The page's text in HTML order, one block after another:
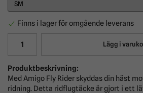
Finns i lager för omgående leverans
Lägg i
Produktbeskrivning:
Med Amigo Fly Rider skyddas din häst
ridning. Detta ridflugtäcke är gjort i ett